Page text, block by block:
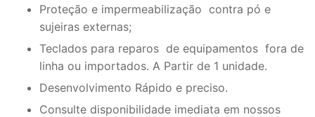
Proteção e impermeabilização contra pó e
sujeiras externas;
Teclados para reparos de equipamentos fora de
linha ou importados. A Partir de 1 unidade.
Desenvolvimento Rápido e preciso.
Consulte disponibilidade imediata em nossos